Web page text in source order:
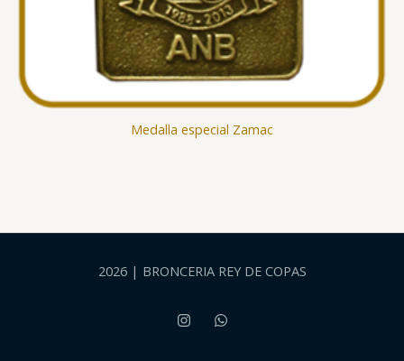
Medalla especial Zamac
2026 | BRONCERIA REY DE COPAS